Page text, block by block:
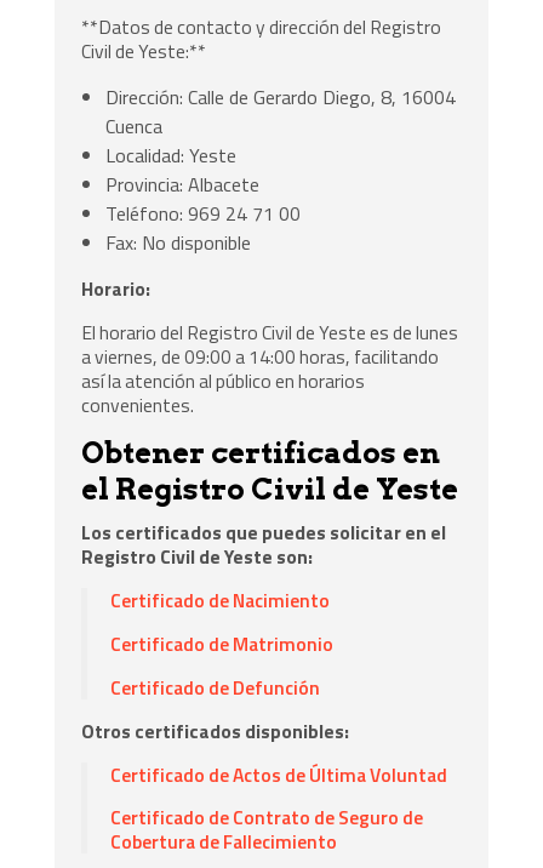
**Datos de contacto y dirección del Registro
Civil de Yeste:**
Dirección: Calle de Gerardo Diego, 8, 16004
Cuenca
Localidad: Yeste
Provincia: Albacete
Teléfono: 969 24 71 00
Fax: No disponible
Horario:
El horario del Registro Civil de Yeste es de lunes
a viernes, de 09:00 a 14:00 horas, facilitando
así la atención al público en horarios
convenientes.
Obtener certificados en
el Registro Civil de Yeste
Los certificados que puedes solicitar en el
Registro Civil de Yeste son:
Certificado de Nacimiento
Certificado de Matrimonio
Certificado de Defunción
Otros certificados disponibles:
Certificado de Actos de Última Voluntad
Certificado de Contrato de Seguro de
Cobertura de Fallecimiento